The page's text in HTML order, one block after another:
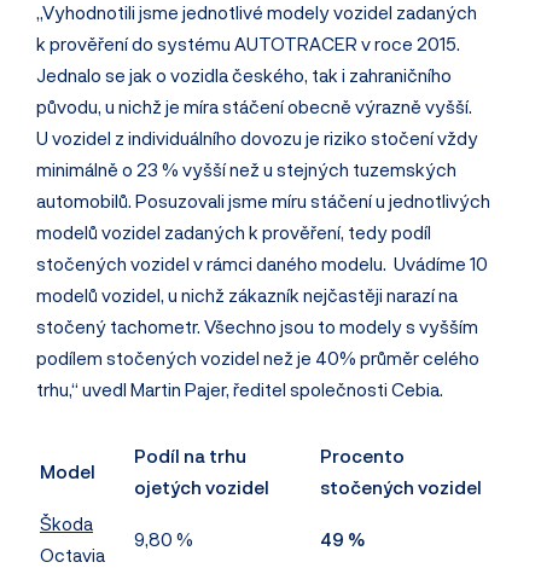
„Vyhodnotili jsme jednotlivé modely vozidel zadaných
k prověření do systému AUTOTRACER v roce 2015.
Jednalo se jak o vozidla českého, tak i zahraničního
původu, u nichž je míra stáčení obecně výrazně vyšší.
U vozidel z individuálního dovozu je riziko stočení vždy
minimálně o 23 % vyšší než u stejných tuzemských
automobilů. Posuzovali jsme míru stáčení u jednotlivých
modelů vozidel zadaných k prověření, tedy podíl
stočených vozidel v rámci daného modelu. Uvádíme 10
modelů vozidel, u nichž zákazník nejčastěji narazí na
stočený tachometr. Všechno jsou to modely s vyšším
podílem stočených vozidel než je 40% průměr celého
trhu,“ uvedl Martin Pajer, ředitel společnosti Cebia.
Model
Podíl na trhu
ojetých vozidel
Procento
stočených vozidel
Škoda
Octavia
9,80 % 49 %